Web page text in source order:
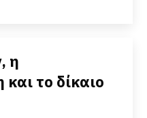
η
το δίκαιο